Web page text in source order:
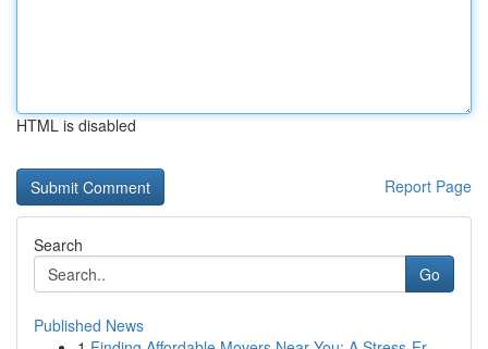
HTML is disabled
Report Page
Search
Go
Published News